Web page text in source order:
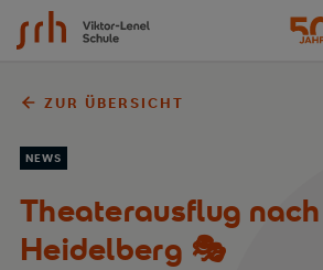
Zum Inhalt springen
ZUR ÜBERSICHT
NEWS
Theaterausflug nach
Heidelberg 🎭